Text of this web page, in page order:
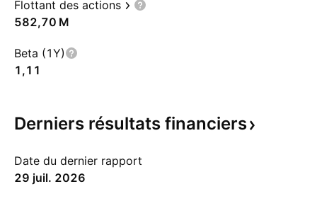
Flottant des actions
‪582,70 M‬
Beta (1Y)
1,11
Derniers résultats financiers
Date du dernier rapport
29 juil. 2026